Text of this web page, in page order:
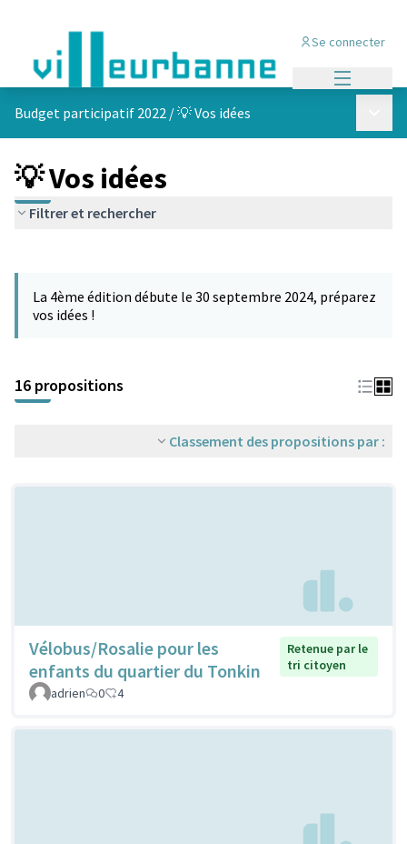
Se connecter
Budget participatif 2022 /💡 Vos idées
💡 Vos idées
Filtrer et rechercher
−
La 4ème édition débute le 30 septembre 2024, préparez
vos idées !
16 propositions
Classement des propositions par :
Vélobus/Rosalie pour les
enfants du quartier du Tonkin
Retenue par le
tri citoyen
adrien
0 4